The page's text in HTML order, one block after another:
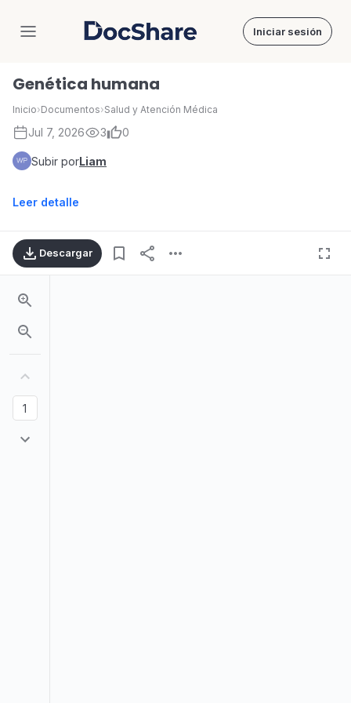
DocShare Iniciar sesión
Genética humana
Inicio›Documentos›Salud y Atención Médica
Jul 7, 2026 3 0
Subir porLiam
Leer detalle
Descargar